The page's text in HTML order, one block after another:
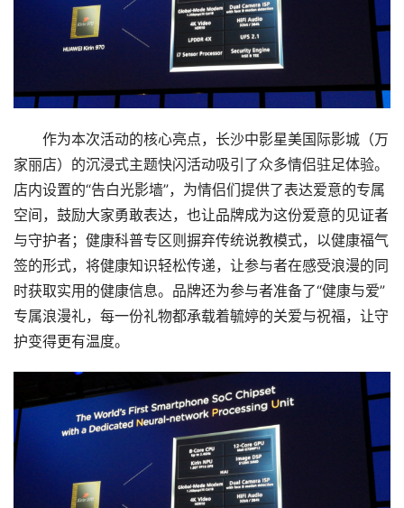
首
页
要
闻
司
作为本次活动的核心亮点，长沙中影星美国际影城（万
店内设置的“告白光影墙”，为情侣们提供了表达爱意的专属
空间，鼓励大家勇敢表达，也让品牌成为这份爱意的见证者
与守护者；健康科普专区则摒弃传统说教模式，以健康福气
签的形式，将健康知识轻松传递，让参与者在感受浪漫的同
时获取实用的健康信息。品牌还为参与者准备了“健康与爱”
专属浪漫礼，每一份礼物都承载着毓婷的关爱与祝福，让守
护变得更有温度。